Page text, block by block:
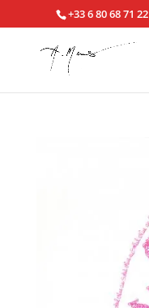
+33 6 80 68 71 22